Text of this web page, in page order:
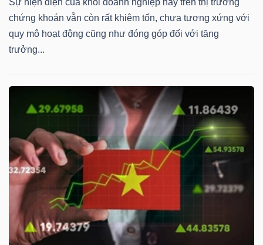
chứng khoán vẫn còn rất khiêm tốn, chưa tương xứng với
quy mô hoạt động cũng như đóng góp đối với tăng
trưởng...